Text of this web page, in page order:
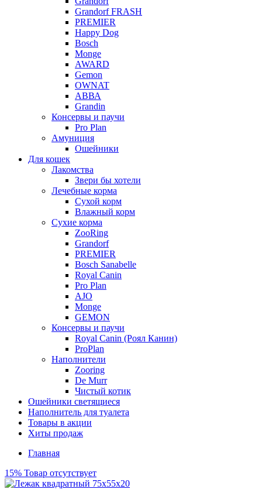
Grandorf FRASH
PREMIER
Happy Dog
Bosch
Monge
AWARD
Gemon
OWNAT
АВВА
Grandin
Консервы и паучи
Pro Plan
Амуниция
Ошейники
Для кошек
Лакомства
Звери бы хотели
Лечебные корма
Сухой корм
Влажный корм
Сухие корма
ZooRing
Grandorf
PREMIER
Bosch Sanabelle
Royal Canin
Pro Plan
AJO
Monge
GEMON
Консервы и паучи
Royal Canin (Роял Канин)
ProPlan
Наполнители
Zooring
De Murr
Чистый котик
Ошейники светящиеся
Наполнитель для туалета
Товары в акции
Хиты продаж
Главная
15% Товар отсутствует